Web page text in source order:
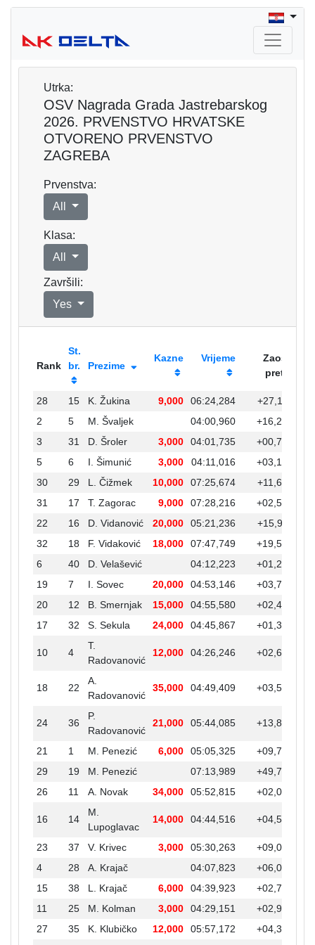
Utrka:
OSV Nagrada Grada Jastrebarskog
2026. PRVENSTVO HRVATSKE
OTVORENO PRVENSTVO
ZAGREBA
Prvenstva:
All
Klasa:
All
Završili:
Yes
Rank
St.
br.
Prezime
Kazne Vrijeme
Zaost.
preth.
28 15 K. Žukina 9,000 06:24,284 +27,112
2
5 M. Švaljek 04:00,960 +16,255
3
31 D. Šroler 3,000 04:01,735 +00,775
5
6 I. Šimunić 3,000 04:11,016
+03,193
30
29 L. Čižmek 10,000 07:25,674 +11,685
31
17 T. Zagorac 9,000 07:28,216 +02,542
22
16 D. Vidanović 20,000 05:21,236 +15,911
32
18 F. Vidaković 18,000 07:47,749 +19,533
6
40 D. Velašević 04:12,223 +01,207
19
7 I. Sovec 20,000 04:53,146 +03,737
20
12 B. Smernjak 15,000 04:55,580 +02,434
17
32 S. Sekula 24,000 04:45,867 +01,351
10 4
T.
Radovanović
12,000 04:26,246 +02,603
18 22
A.
Radovanović
35,000 04:49,409 +03,542
24 36
P.
Radovanović
21,000 05:44,085 +13,822
21 1 M. Penezić 6,000 05:05,325 +09,745
29
19 M. Penezić 07:13,989 +49,705
26
11 A. Novak 34,000 05:52,815 +02,019
16 14
M.
Lupoglavac
14,000 04:44,516 +04,593
23 37 V. Krivec 3,000 05:30,263 +09,027
4
28 A. Krajač 04:07,823
+06,088
15
38 L. Krajač 6,000 04:39,923 +02,781
11
25 M. Kolman 3,000 04:29,151 +02,905
27
35 K. Klubičko 12,000 05:57,172 +04,357